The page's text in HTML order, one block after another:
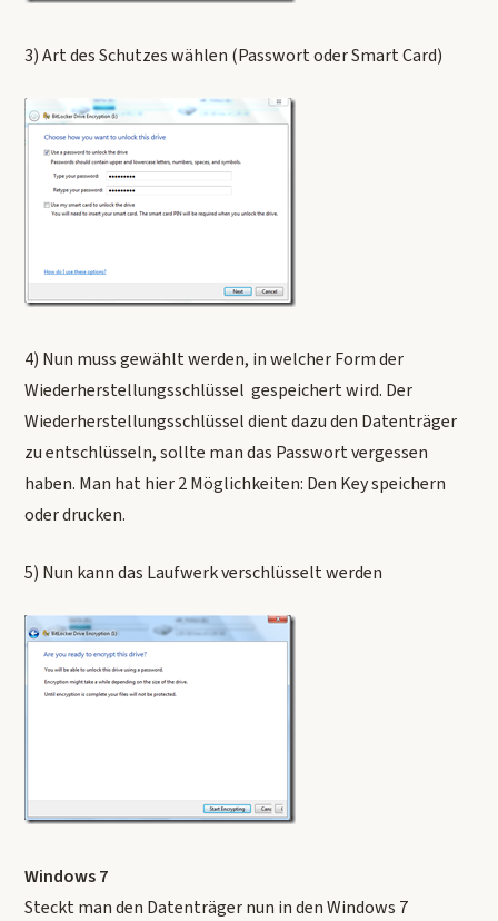
3) Art des Schutzes wählen (Passwort oder Smart Card)
4) Nun muss gewählt werden, in welcher Form der
Wiederherstellungsschlüssel gespeichert wird. Der
Wiederherstellungsschlüssel dient dazu den Datenträger
zu entschlüsseln, sollte man das Passwort vergessen
haben. Man hat hier 2 Möglichkeiten: Den Key speichern
oder drucken.
5) Nun kann das Laufwerk verschlüsselt werden
Windows 7
Steckt man den Datenträger nun in den Windows 7